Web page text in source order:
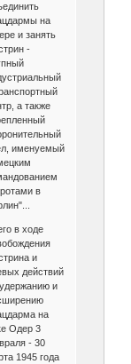
на
и занять
-
а также
именуемый
в
в ходе
и
действий
и
на
Одер 3
- 30
1945 года